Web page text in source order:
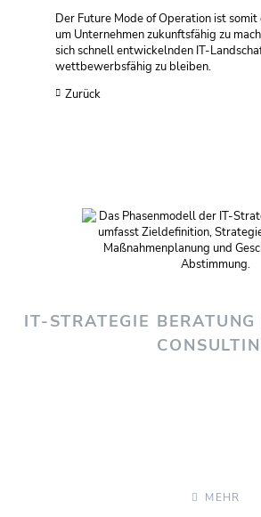
Der Future Mode of Operation ist somit
um Unternehmen zukunftsfähig zu
sich schnell entwickelnden IT-
wettbewerbsfähig zu bleiben.
Zurück
IT-STRATEGIE
MEHR